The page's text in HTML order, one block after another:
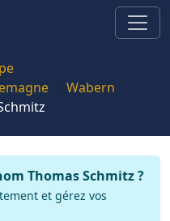
Wabern
Thomas Schmitz ?
et gérez vos